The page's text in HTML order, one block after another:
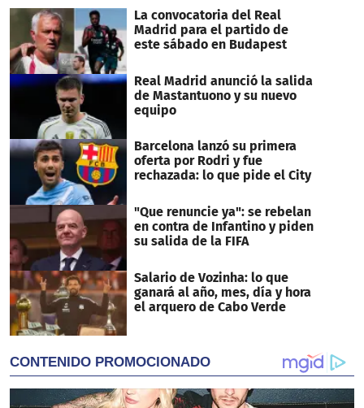
36
seconds
La convocatoria del Real
Madrid para el partido de
este sábado en Budapest
Real Madrid anunció la salida
de Mastantuono y su nuevo
equipo
Barcelona lanzó su primera
oferta por Rodri y fue
rechazada: lo que pide el City
"Que renuncie ya": se rebelan
en contra de Infantino y piden
su salida de la FIFA
Salario de Vozinha: lo que
ganará al año, mes, día y hora
el arquero de Cabo Verde